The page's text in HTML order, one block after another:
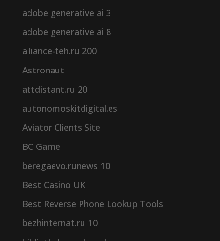
adobe generative ai 3
adobe generative ai 8
alliance-teh.ru 200
Astronaut
attdistant.ru 20
autonomoskitdigital.es
Aviator Clients Site
BC Game
beregaevo.runews 10
Best Casino UK
Best Reverse Phone Lookup Tools
bezhinternat.ru 10